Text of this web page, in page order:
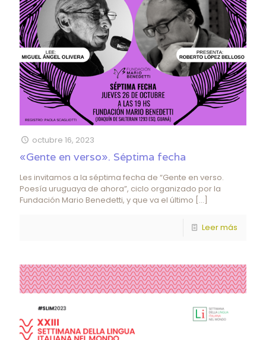
octubre 16, 2023
«Gente en verso». Séptima fecha
Les invitamos a la séptima fecha de “Gente en verso.
Poesía uruguaya de ahora”, ciclo organizado por la
Fundación Mario Benedetti, y que va el último […]
Leer más